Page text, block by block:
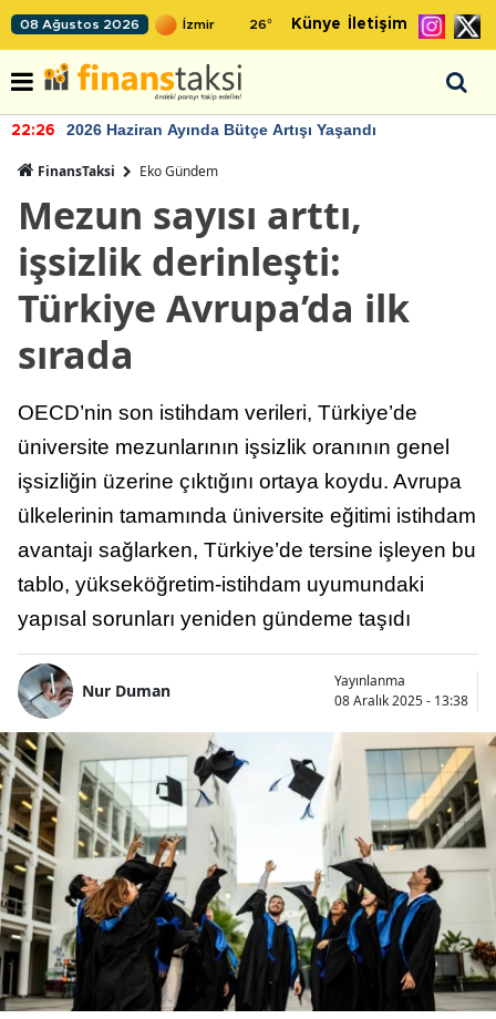
08 Ağustos 2026 26° Künye İletişim
22:26 2026 Haziran Ayında Bütçe Artışı Yaşandı
FinansTaksi Eko Gündem
Mezun sayısı arttı,
işsizlik derinleşti:
Türkiye Avrupa’da ilk
sırada
OECD’nin son istihdam verileri, Türkiye’de
üniversite mezunlarının işsizlik oranının genel
işsizliğin üzerine çıktığını ortaya koydu. Avrupa
ülkelerinin tamamında üniversite eğitimi istihdam
avantajı sağlarken, Türkiye’de tersine işleyen bu
tablo, yükseköğretim-istihdam uyumundaki
yapısal sorunları yeniden gündeme taşıdı
Nur Duman
Yayınlanma
08 Aralık 2025 - 13:38